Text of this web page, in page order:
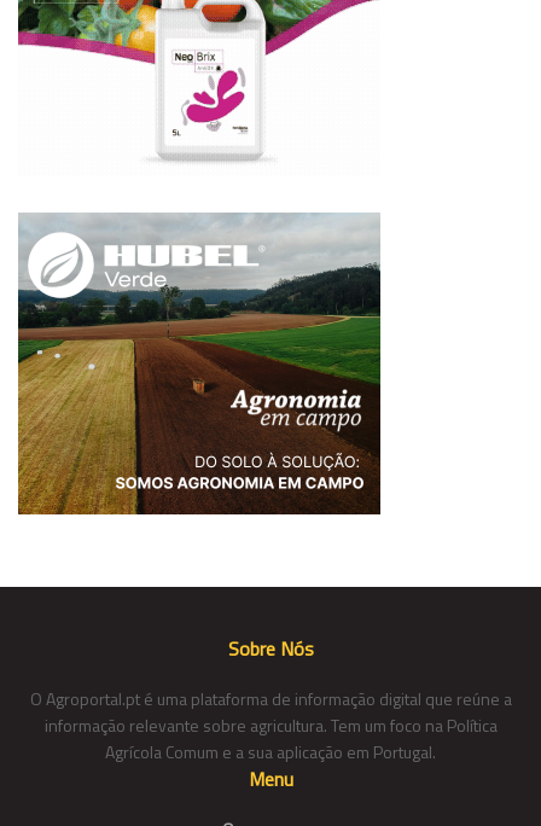
Sobre Nós
O Agroportal.pt é uma plataforma de informação digital que reúne a
informação relevante sobre agricultura. Tem um foco na Política
Agrícola Comum e a sua aplicação em Portugal.
Menu